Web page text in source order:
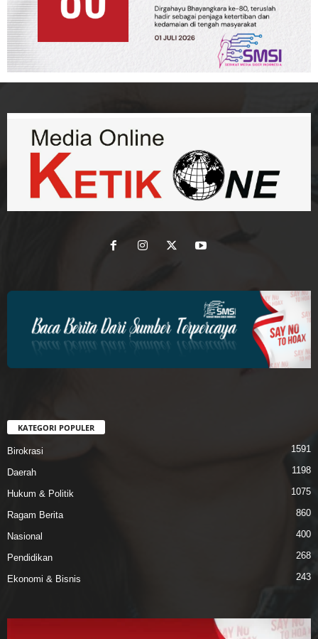
KATEGORI POPULER
Birokrasi 1591
Daerah 1198
Hukum & Politik 1075
Ragam Berita 860
Nasional 400
Pendidikan 268
Ekonomi & Bisnis 243